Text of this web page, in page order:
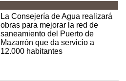
La Consejería de Agua realizará
obras para mejorar la red de
saneamiento del Puerto de
Mazarrón que da servicio a
12.000 habitantes